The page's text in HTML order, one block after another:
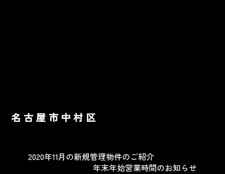
名古屋市中村区
2020年11月の新規管理物件のご紹介
年末年始営業時間のお知らせ